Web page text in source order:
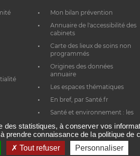
Mon bilan prévention
Annuaire de l'accessibilité des
cabinets
Carte des lieux de soins non
programmés
Origines des données
annuaire
Les espaces thématiques
En bref, par Santé.fr
Santé et environnement : les
statistiques, à conserver vos
connaissance de la politique de
Tout refuser Personnaliser